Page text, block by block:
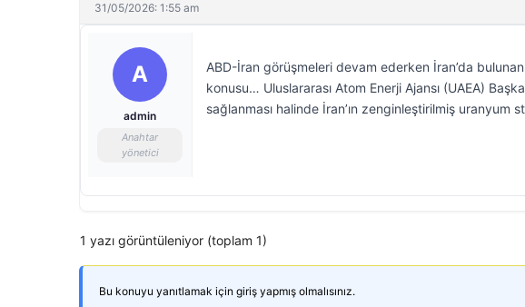
31/05/2026: 1:55 am
A
admin
Anahtar
yönetici
ABD-İran görüşmeleri devam ederken İran’da
konusu… Uluslararası Atom Enerji Ajansı (UAEA)
sağlanması halinde İran’ın zenginleştirilmiş uranyum
1 yazı görüntüleniyor (toplam 1)
Bu konuyu yanıtlamak için giriş yapmış olmalısınız.